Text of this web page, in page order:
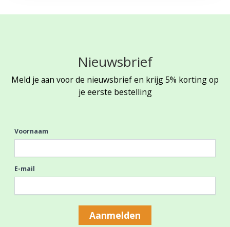
Nieuwsbrief
Meld je aan voor de nieuwsbrief en krijg 5% korting op
je eerste bestelling
Voornaam
E-mail
Aanmelden